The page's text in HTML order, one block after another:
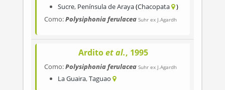
Sucre, Península de Araya Chacopata
Como:Polysiphonia ferulacea Suhr ex J.Agardh
Arditoet al., 1995
Como:Polysiphonia ferulacea Suhr ex J.Agardh
La Guaira,Taguao